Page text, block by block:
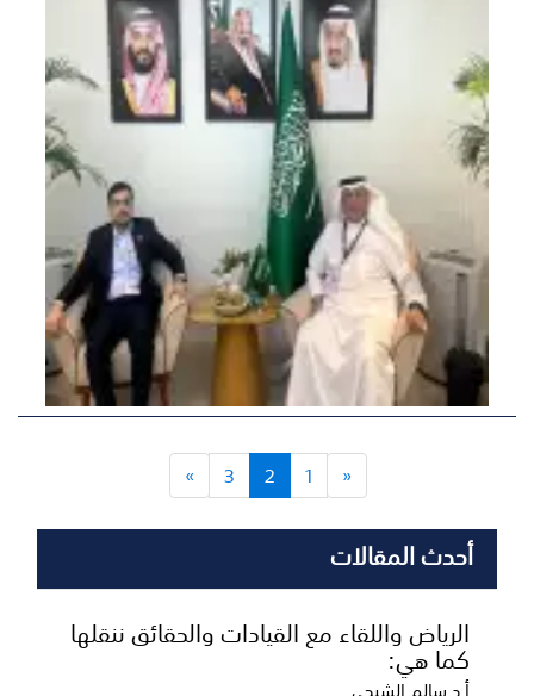
«
1
2
3
»
أحدث المقالات
الرياض واللقاء مع القيادات والحقائق ننقلها
كما هي: